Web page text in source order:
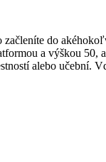
do
a výškou 50,
alebo učební.